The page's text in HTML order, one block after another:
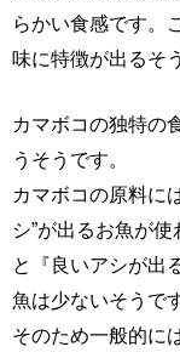
らかい食感です。
味に特徴が出るそ
カマボコの独特の
うそうです。
カマボコの原料に
シ”が出るお魚が
と『良いアシが出
魚は少ないそうです
そのため一般的に